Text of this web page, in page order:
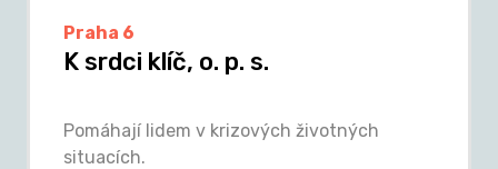
Praha 6
K srdci klíč, o. p. s.
Pomáhají lidem v krizových životných
situacích.